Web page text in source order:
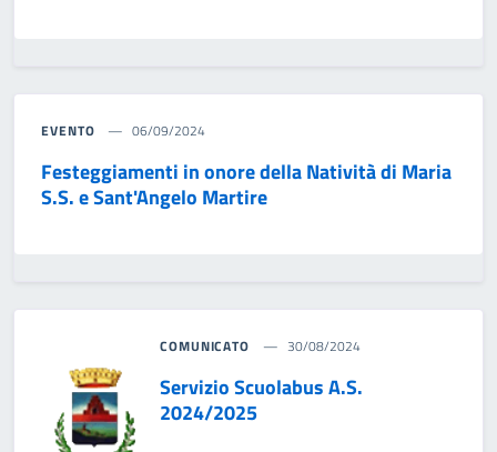
EVENTO 06/09/2024
Festeggiamenti in onore della Natività di Maria
S.S. e Sant'Angelo Martire
COMUNICATO 30/08/2024
Servizio Scuolabus A.S.
2024/2025